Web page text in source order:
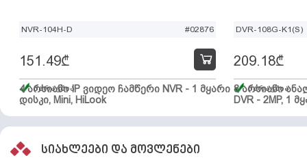
NVR-104H-D #02876
4 არხიანი IP ვიდეო ჩამწერი NVR - 1 მყარი
დისკი, Mini, HiLook
151.49₾
მარაგშია
DVR-108G-K1(S)
8 არხიანი
DVR - 2MP, 1
209.18₾
მარაგშია
სიახლეები და მოვლენები